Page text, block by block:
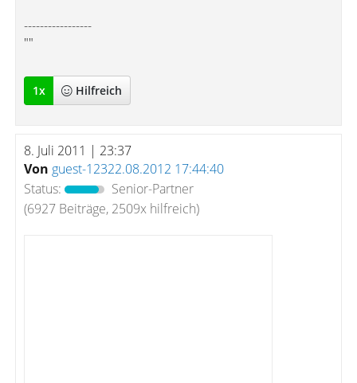
-----------------
""
1x Hilfreich
8. Juli 2011 | 23:37
Von guest-12322.08.2012 17:44:40
Status:
Senior-Partner
(6927 Beiträge, 2509x hilfreich)